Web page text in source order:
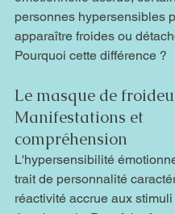
personnes hypersensibles
apparaître froides ou
Pourquoi cette différence ?
Le masque de
Manifestations et
compréhension
L'hypersensibilité
trait de personnalité
réactivité accrue aux stimuli